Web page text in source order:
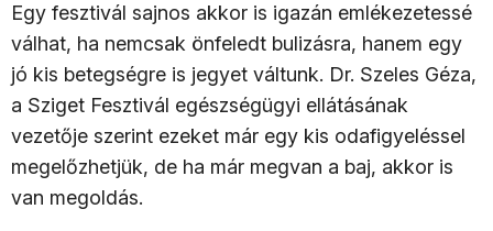
Egy fesztivál sajnos akkor is igazán emlékezetessé
válhat, ha nemcsak önfeledt bulizásra, hanem egy
jó kis betegségre is jegyet váltunk. Dr. Szeles Géza,
a Sziget Fesztivál egészségügyi ellátásának
vezetője szerint ezeket már egy kis odafigyeléssel
megelőzhetjük, de ha már megvan a baj, akkor is
van megoldás.